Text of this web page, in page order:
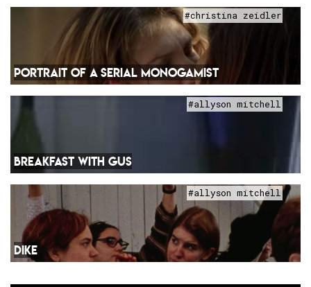
#christina zeidler
PORTRAIT OF A SERIAL MONOGAMIST
#allyson mitchell
BREAKFAST WITH GUS
#allyson mitchell
DIKE